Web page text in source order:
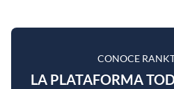
CONOCE
LA PLATAFORMA